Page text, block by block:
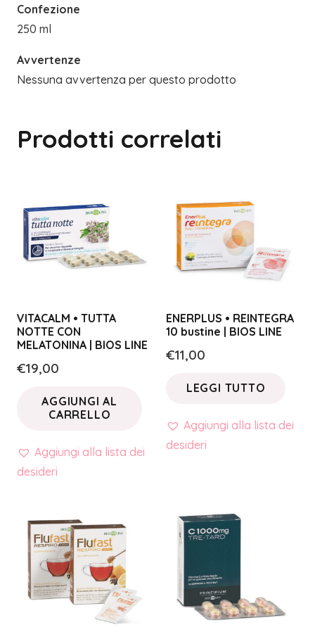
Confezione
250 ml
Avvertenze
Nessuna avvertenza per questo prodotto
Prodotti correlati
VITACALM • TUTTA
NOTTE CON
MELATONINA | BIOS LINE
€19,00
AGGIUNGI AL
CARRELLO
Aggiungi alla lista dei
desideri
ENERPLUS • REINTEGRA
10 bustine | BIOS LINE
€11,00
LEGGI TUTTO
Aggiungi alla lista dei
desideri